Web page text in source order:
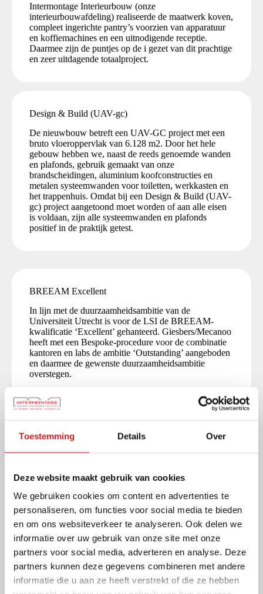
Toestemming Details Over
Deze website maakt gebruik van cookies
We gebruiken cookies om content en advertenties te
personaliseren, om functies voor social media te bieden
en om ons websiteverkeer te analyseren. Ook delen we
informatie over uw gebruik van onze site met onze
partners voor social media, adverteren en analyse. Deze
partners kunnen deze gegevens combineren met andere
informatie die u aan ze heeft verstrekt of die ze hebben
Intermontage Interieurbouw (onze
interieurbouwafdeling) realiseerde de maatwerk koven,
compleet ingerichte pantry’s voorzien van apparatuur
en koffiemachines en een uitnodigende receptie.
Daarmee zijn de puntjes op de i gezet van dit prachtige
en zeer uitdagende totaalproject.
Design & Build (UAV-gc)
De nieuwbouw betreft een UAV-GC project met een
bruto vloeroppervlak van 6.128 m2. Door het hele
gebouw hebben we, naast de reeds genoemde wanden
en plafonds, gebruik gemaakt van onze
brandscheidingen, aluminium koofconstructies en
metalen systeemwanden voor toiletten, werkkasten en
het trappenhuis. Omdat bij een Design & Build (UAV-
gc) project aangetoond moet worden of aan alle eisen
is voldaan, zijn alle systeemwanden en plafonds
positief in de praktijk getest.
BREEAM Excellent
In lijn met de duurzaamheidsambitie van de
Universiteit Utrecht is voor de LSI de BREEAM-
kwalificatie ‘Excellent’ gehanteerd. Giesbers/Mecanoo
heeft met een Bespoke-procedure voor de combinatie
kantoren en labs de ambitie ‘Outstanding’ aangeboden
en daarmee de gewenste duurzaamheidsambitie
overstegen.